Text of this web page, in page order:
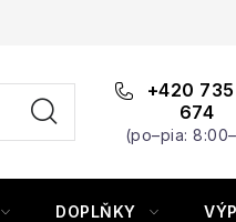
+420
674
(po–pia:
DOPLŇKY